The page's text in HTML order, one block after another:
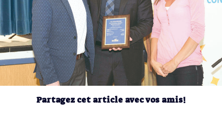
Partagez cet article avec vos amis!